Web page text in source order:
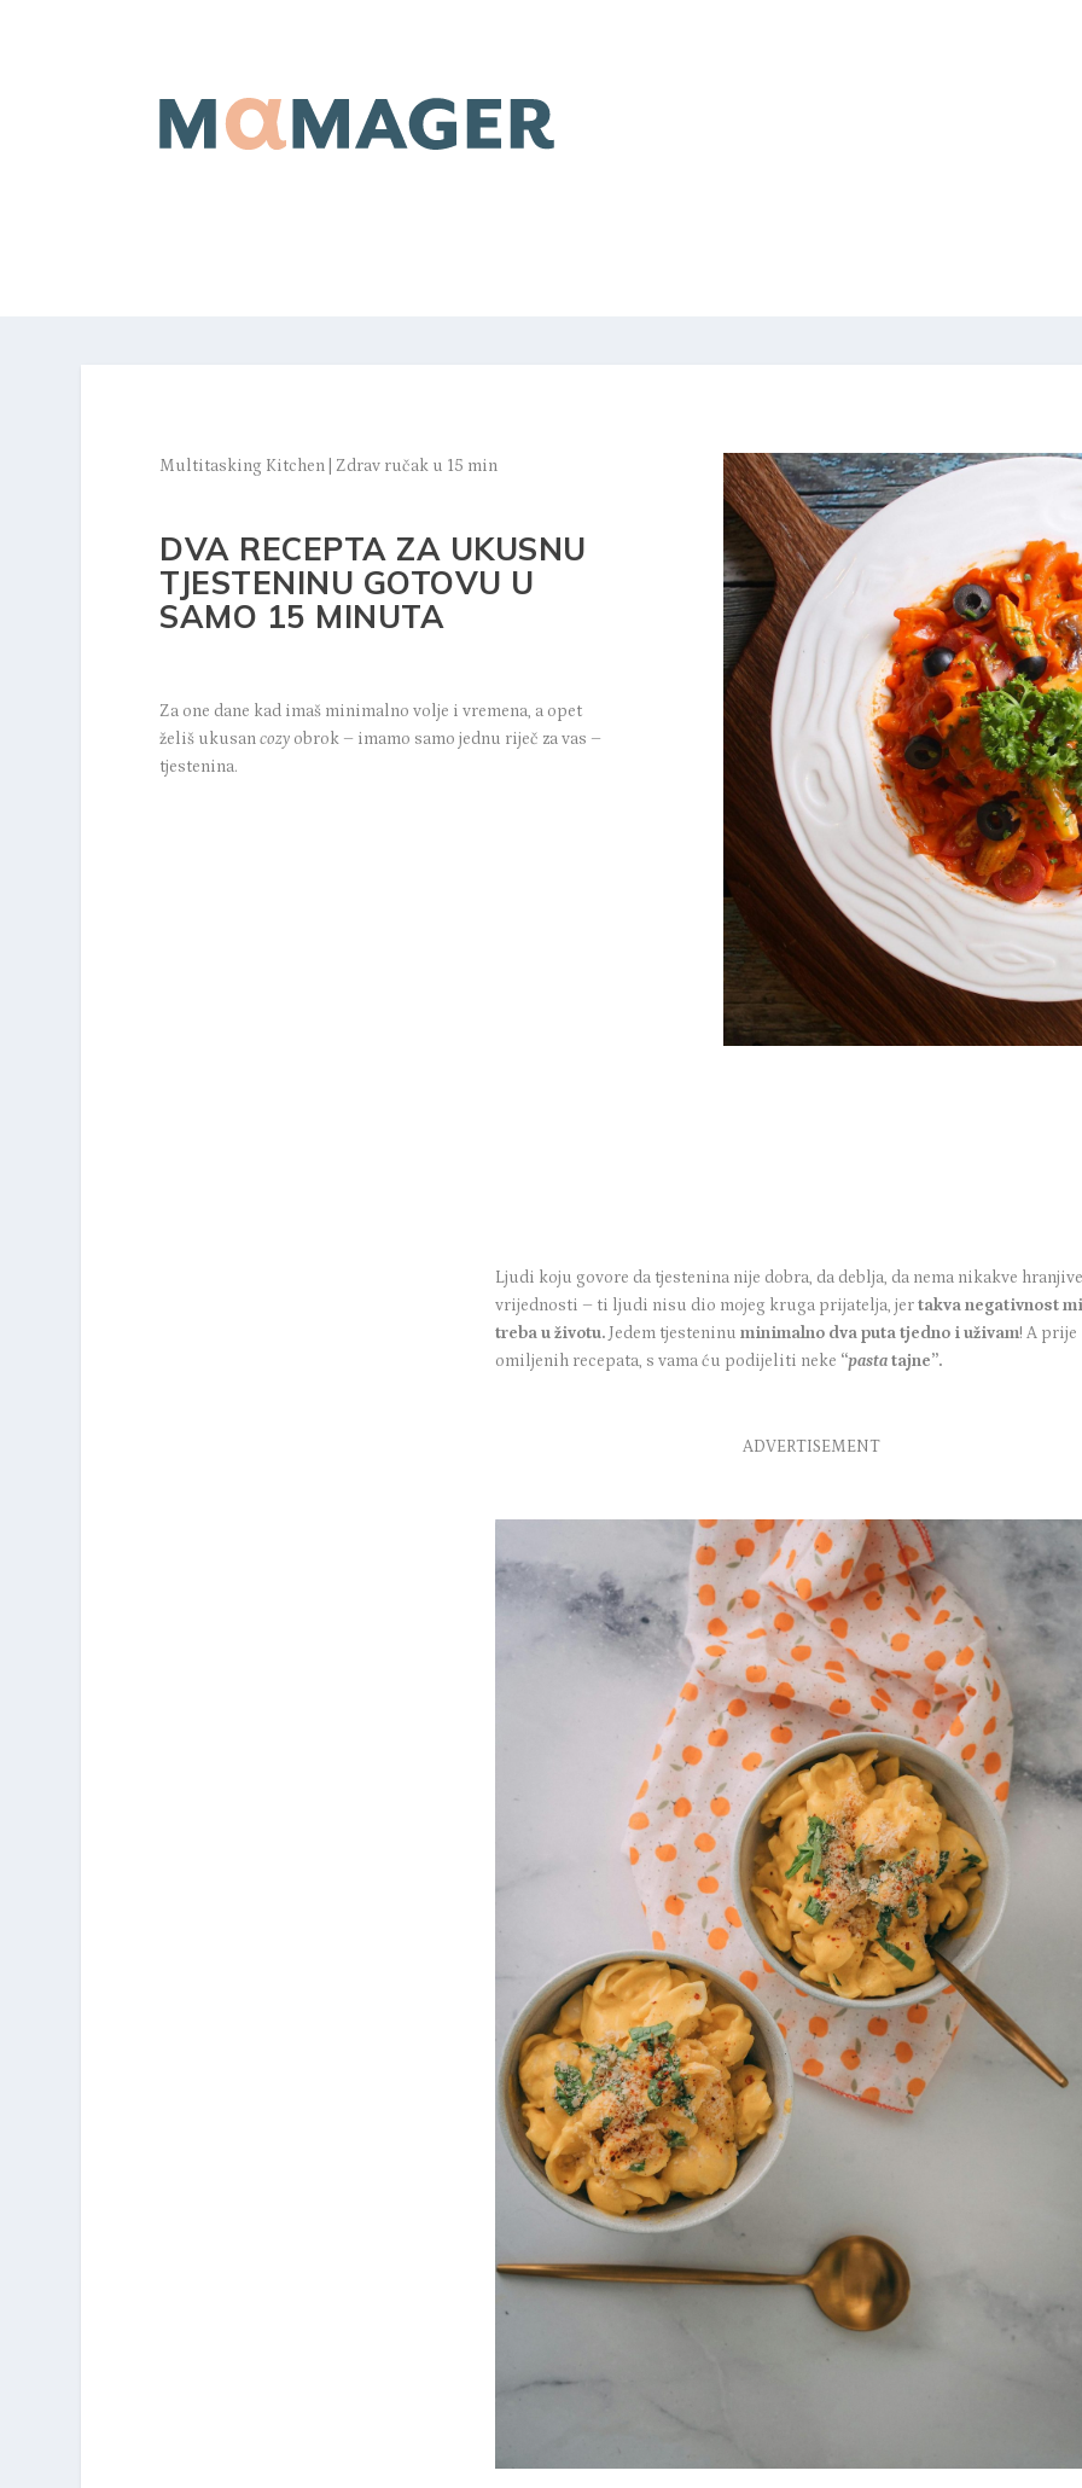
Multitasking Kitchen Zdrav ručak u 15 min
DVA RECEPTA ZA UKUSNU
TJESTENINU GOTOVU U
SAMO 15 MINUTA
Za one dane kad imaš minimalno volje i vremena, a opet
želiš ukusancozy obrok – imamo samo jednu riječ za vas –
tjestenina.
Ljudi koju govore da tjestenina nije dobra, da deblja, da nema nikakve
vrijednosti – ti ljudi nisu dio mojeg kruga prijatelja, jertakva negativnost
treba u životu. Jedem tjesteninu minimalno dva puta tjedno i uživam! A prije
omiljenih recepata, s vama ću podijeliti neke “pastatajne”.
ADVERTISEMENT